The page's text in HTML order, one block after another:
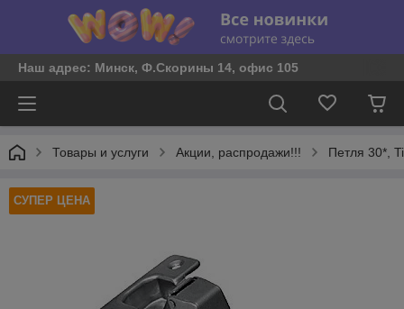
Наш адрес: Минск, Ф.Скорины 14, офис 105
Товары и услуги Акции, распродажи!!! Петля 30*,
СУПЕР ЦЕНА